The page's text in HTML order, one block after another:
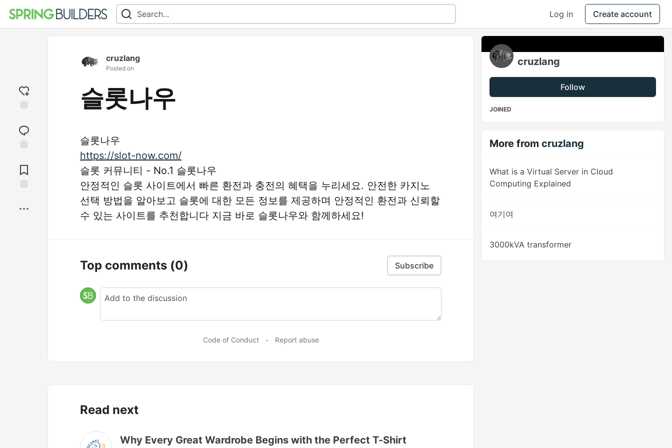
Log in Create account
reaction
Comments
cruzlang
Posted on
슬롯나우
슬롯나우
https://slot-now.com/
슬롯 커뮤니티 - No.1 슬롯나우
안정적인 슬롯 사이트에서 빠른 환전과 충전의 혜택을 누리세요. 안전한 카지노
선택 방법을 알아보고 슬롯에 대한 모든 정보를 제공하며 안정적인 환전과 신뢰할
수 있는 사이트를 추천합니다 지금 바로 슬롯나우와 함께하세요!
Top comments (0) Subscribe
Code of Conduct • Report abuse
Read next
Why Every Great Wardrobe Begins with the Perfect T-Shirt
cruzlang
Follow
JOINED
More fromcruzlang
What is a Virtual Server in Cloud
Computing Explained
여기여
3000kVA transformer